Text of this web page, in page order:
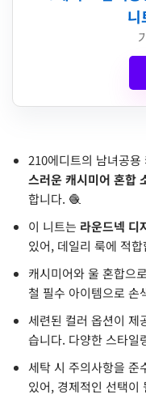
210에디트의 남녀공용
스러운 캐시미어 혼합
합니다. 🧶
이 니트는 라운드넥 디
있어, 데일리 룩에 적
캐시미어와 울 혼합으로
철 필수 아이템으로
세련된 컬러 옵션이 제
습니다. 다양한 스타일
세탁 시 주의사항을 준
있어, 경제적인 선택이